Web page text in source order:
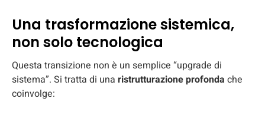
Una trasformazione sistemica,
non solo tecnologica
Questa transizione non è un semplice “upgrade di
sistema”. Si tratta di una ristrutturazione profonda che
coinvolge: